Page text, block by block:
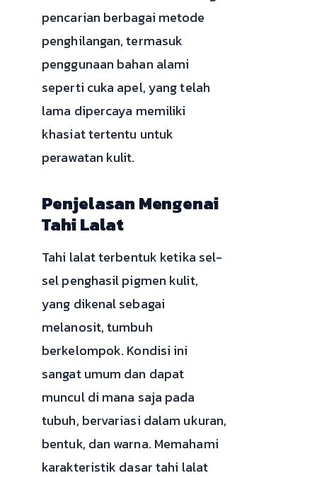
pencarian berbagai metode
penghilangan, termasuk
penggunaan bahan alami
seperti cuka apel, yang telah
lama dipercaya memiliki
khasiat tertentu untuk
perawatan kulit.
Penjelasan Mengenai
Tahi Lalat
Tahi lalat terbentuk ketika sel-
sel penghasil pigmen kulit,
yang dikenal sebagai
melanosit, tumbuh
berkelompok. Kondisi ini
sangat umum dan dapat
muncul di mana saja pada
tubuh, bervariasi dalam ukuran,
bentuk, dan warna. Memahami
karakteristik dasar tahi lalat